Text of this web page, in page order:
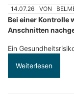
14.07.26 VON
Bei einer Kontrolle
Anschnitten
Ein
Weiterlesen